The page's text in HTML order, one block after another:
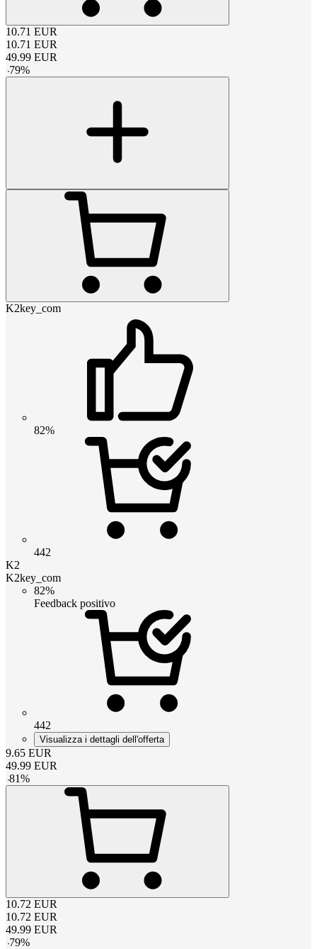
10.71 EUR
10.71 EUR
49.99 EUR
-79%
K2key_com
82%
442
K2
K2key_com
82%
Feedback positivo
442
Visualizza i dettagli dell'offerta
9.65 EUR
49.99 EUR
-81%
10.72 EUR
10.72 EUR
49.99 EUR
-79%